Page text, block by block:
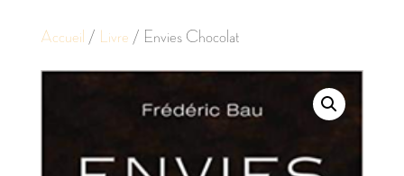
Accueil / Livre / Envies Chocolat